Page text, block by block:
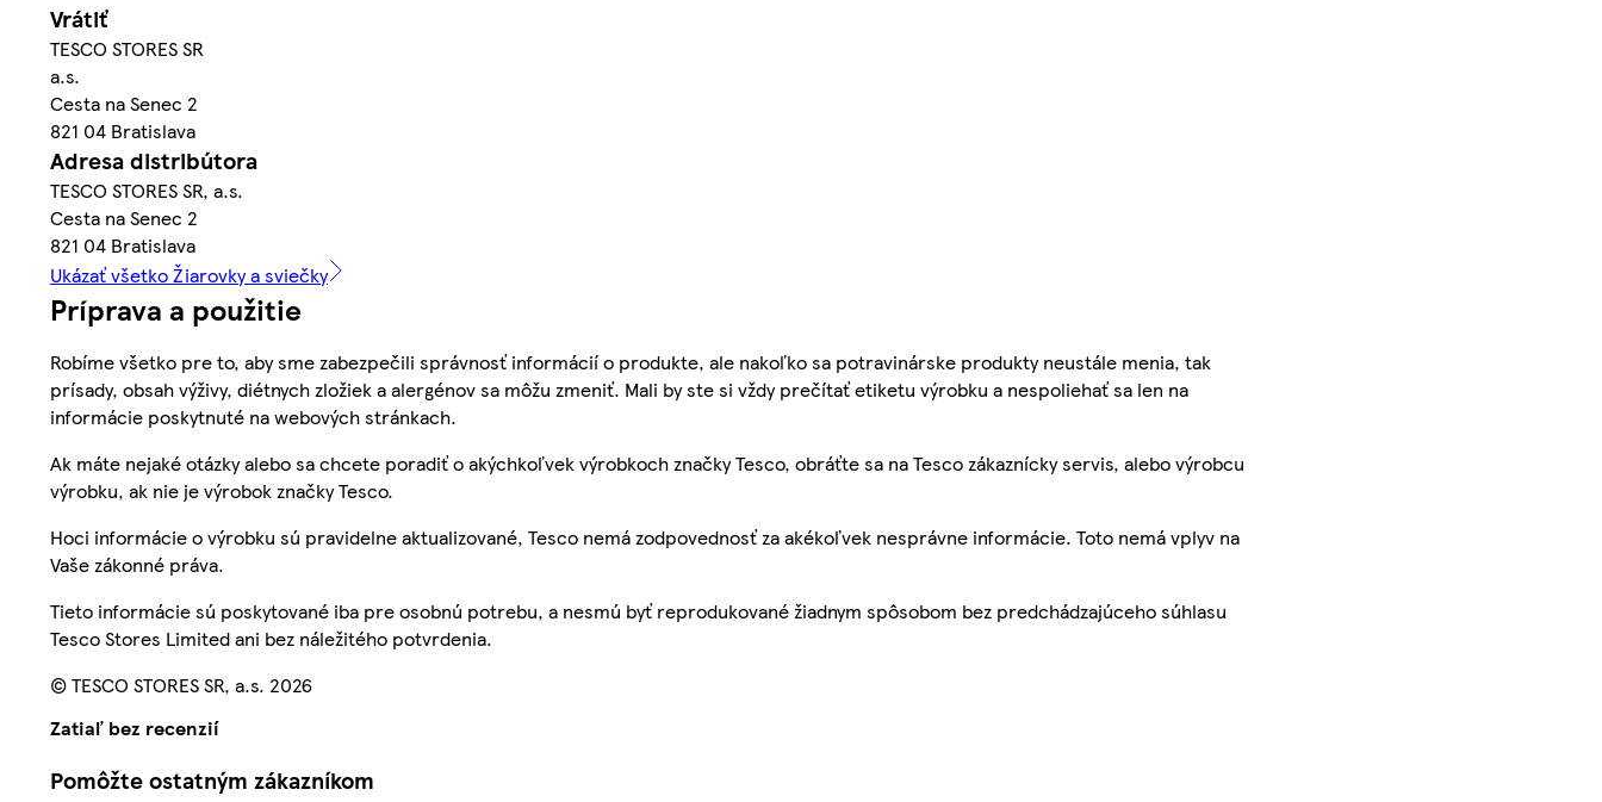
Vrátiť
TESCO STORES SR
a.s.
Cesta na Senec 2
821 04 Bratislava
Adresa distribútora
TESCO STORES SR, a.s.
Cesta na Senec 2
821 04 Bratislava
Ukázať všetko Žiarovky a sviečky
Príprava a použitie
Robíme všetko pre to, aby sme zabezpečili správnosť informácií o produkte, ale nakoľko sa potravinárske produkty neustále menia, tak
prísady, obsah výživy, diétnych zložiek a alergénov sa môžu zmeniť. Mali by ste si vždy prečítať etiketu výrobku a nespoliehať sa len na
informácie poskytnuté na webových stránkach.
Ak máte nejaké otázky alebo sa chcete poradiť o akýchkoľvek výrobkoch značky Tesco, obráťte sa na Tesco zákaznícky servis, alebo výrobcu
výrobku, ak nie je výrobok značky Tesco.
Hoci informácie o výrobku sú pravidelne aktualizované, Tesco nemá zodpovednosť za akékoľvek nesprávne informácie. Toto nemá vplyv na
Vaše zákonné práva.
Tieto informácie sú poskytované iba pre osobnú potrebu, a nesmú byť reprodukované žiadnym spôsobom bez predchádzajúceho súhlasu
Tesco Stores Limited ani bez náležitého potvrdenia.
© TESCO STORES SR, a.s. 2026
Zatiaľ bez recenzií
Pomôžte ostatným zákazníkom